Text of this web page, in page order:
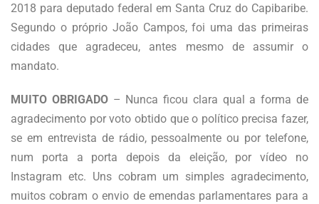
2018 para deputado federal em Santa Cruz do Capibaribe.
Segundo o próprio João Campos, foi uma das primeiras
cidades que agradeceu, antes mesmo de assumir o
mandato.
MUITO OBRIGADO– Nunca ficou clara qual a forma de
agradecimento por voto obtido que o político precisa fazer,
se em entrevista de rádio, pessoalmente ou por telefone,
num porta a porta depois da eleição, por vídeo no
Instagram etc. Uns cobram um simples agradecimento,
muitos cobram o envio de emendas parlamentares para a